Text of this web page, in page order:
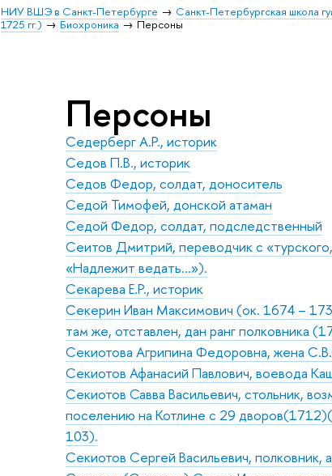
НИУ ВШЭ в Санкт-Петербурге Санкт-Петербургская школа
1725 гг.)
Биохроника Персоны
Персоны
Седерберг А.Р., историк
Седов П.В., историк
Седов Федор, солдат, доноситель
Седой Тимофей, донской атаман
Седой Федор, солдат, подследственный
Сеитов Дмитрий, переводчик с
«Надлежит ведать…»).
Секарева Е.Р., историк
Секерин Иван Максимович (ок. 1674 –
там же, отставлен, дан ранг полковника
Секиотова Агрипина Федоровна, жена
Секиотов Афанасий Павлович, воевода
Секиотов Савва Васильевич, стольник,
поселению на Котлине с 29
103).
Секиотов Сергей Васильевич, полковник,